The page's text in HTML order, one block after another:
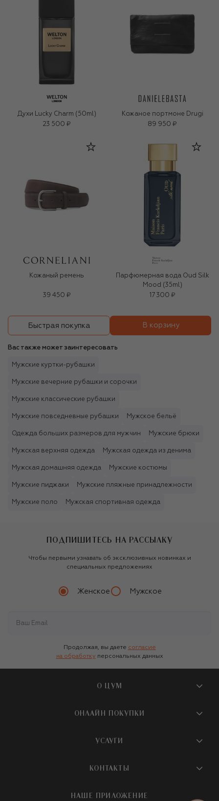
Духи Lucky Charm (50ml)
23 500 ₽
Кожаное портмоне Drugi
89 950 ₽
Кожаный ремень
39 450 ₽
Парфюмерная вода Oud Silk
Mood (35ml)
17 300 ₽
Быстрая покупка В корзину
Вас также может заинтересовать
Мужские куртки-рубашки
Мужские вечерние рубашки и сорочки
Мужские классические рубашки
Мужские повседневные рубашки Мужское бельё
Одежда больших размеров для мужчин Мужские брюки
Мужская верхняя одежда Мужская одежда из денима
Мужская домашняя одежда Мужские костюмы
Мужские пиджаки Мужские пляжные принадлежности
Мужские поло Мужская спортивная одежда
ПОДПИШИТЕСЬ НА РАССЫЛКУ
Чтобы первыми узнавать об эксклюзивных новинках и
специальных предложениях
Женское Мужское
Продолжая, вы даете согласие
на обработку персональных данных
О ЦУМ
О магазине
Бутики и ПВЗ ЦУМ
Карьера
ОНЛАЙН ПОКУПКИ
Доставка
УСЛУГИ
Подарочная карта
КОНТАКТЫ
НАШЕ ПРИЛОЖЕНИЕ